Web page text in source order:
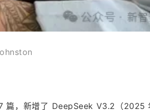
篇，新增了 DeepSeek V3.2（2025